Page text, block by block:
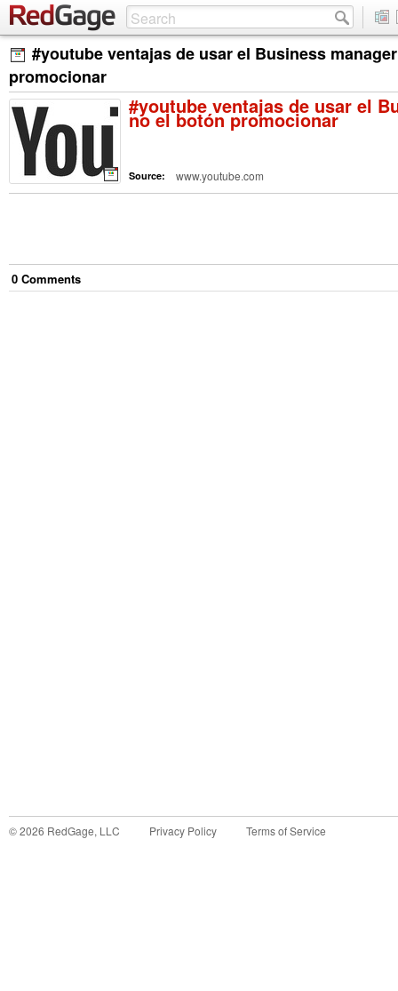
#youtube ventajas de usar el Business
promocionar
#youtube ventajas de usar el
no el botón promocionar
Source: www.youtube.com
0 Comments
©2026 RedGage, LLC Privacy Policy Terms of Service